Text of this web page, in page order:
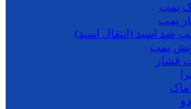
پمپ
پمپ
ضد اسید (انتقال اسید)
پمپ
فشار